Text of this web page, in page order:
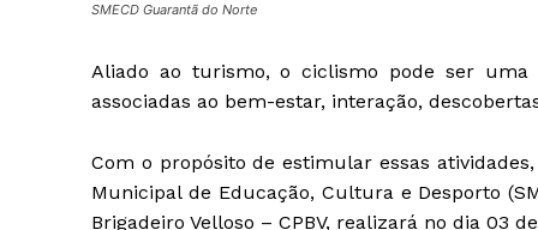
SMECD Guarantã do Norte
Aliado ao turismo, o ciclismo pode ser uma
associadas ao bem-estar, interação,
Com o propósito de estimular essas
Municipal de Educação, Cultura e Desporto
Brigadeiro Velloso – CPBV, realizará no dia 03